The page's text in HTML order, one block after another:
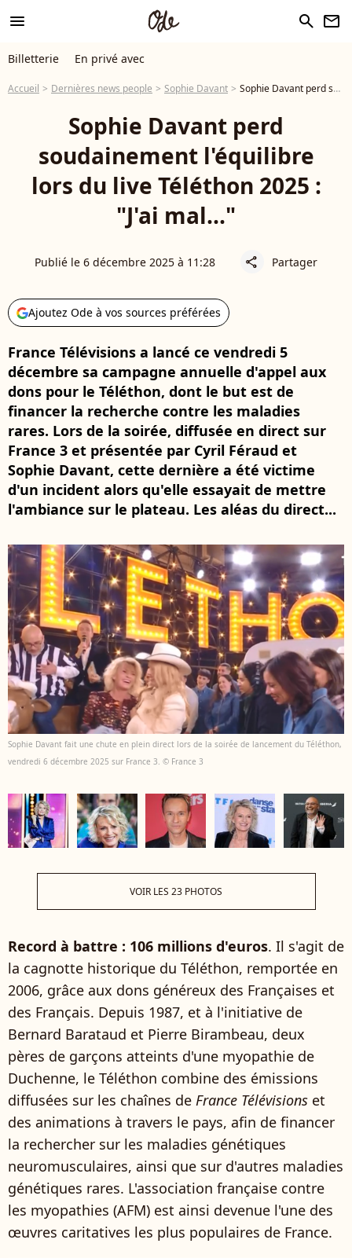
menu search newsletter
Billetterie En privé avec
Accueil Dernières news people Sophie Davant Sophie Davant perd soudainement l'équilibre lors du live Téléthon 2025 : "J'ai mal..."
Sophie Davant perd
soudainement l'équilibre
lors du live Téléthon 2025 :
"J'ai mal..."
Publié le 6 décembre 2025 à 11:28 share Partager
Ajoutez Ode à vos sources préférées
France Télévisions a lancé ce vendredi 5
décembre sa campagne annuelle d'appel aux
dons pour le Téléthon, dont le but est de
financer la recherche contre les maladies
rares. Lors de la soirée, diffusée en direct sur
France 3 et présentée par Cyril Féraud et
Sophie Davant, cette dernière a été victime
d'un incident alors qu'elle essayait de mettre
l'ambiance sur le plateau. Les aléas du direct...
Sophie Davant fait une chute en plein direct lors de la soirée de lancement du Téléthon,
vendredi 6 décembre 2025 sur France 3. © France 3
VOIR LES 23 PHOTOS
Record à battre : 106 millions d'euros. Il s'agit de
la cagnotte historique du Téléthon, remportée en
2006, grâce aux dons généreux des Françaises et
des Français. Depuis 1987, et à l'initiative de
Bernard Barataud et Pierre Birambeau, deux
pères de garçons atteints d'une myopathie de
Duchenne, le Téléthon combine des émissions
diffusées sur les chaînes de France Télévisions et
des animations à travers le pays, afin de financer
la rechercher sur les maladies génétiques
neuromusculaires, ainsi que sur d'autres maladies
génétiques rares. L'association française contre
les myopathies (AFM) est ainsi devenue l'une des
œuvres caritatives les plus populaires de France.